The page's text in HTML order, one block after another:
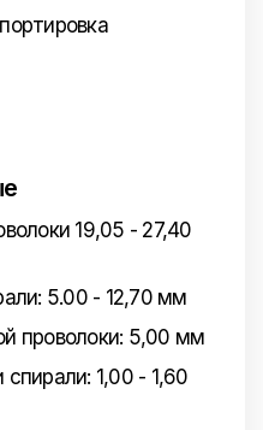
19,05 - 27,40
5.00 - 12,70 мм
проволоки: 5,00 мм
1,00 - 1,60